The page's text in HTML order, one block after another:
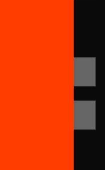
Equitat. Rep
millorar la